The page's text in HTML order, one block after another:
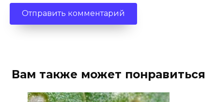
Вам также может понравиться